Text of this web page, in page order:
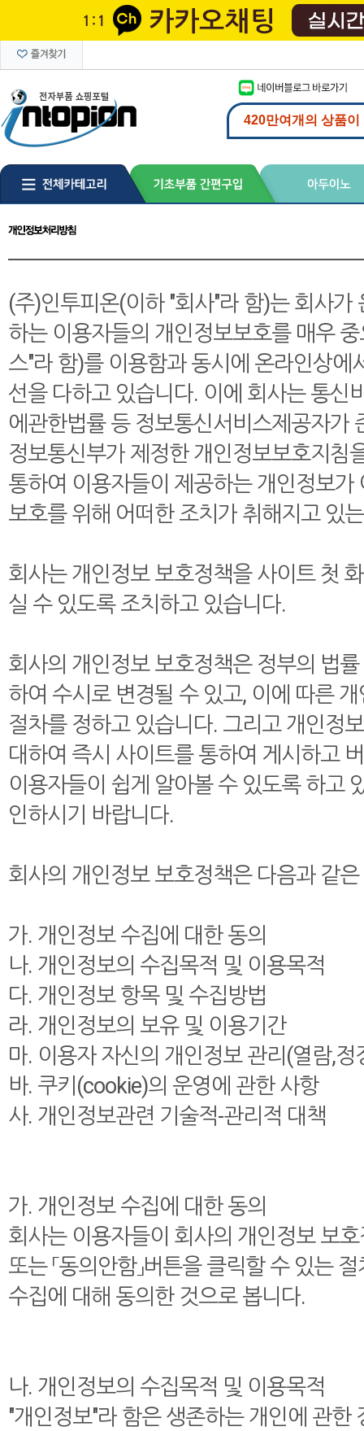
(주)인투피온(이하 "회사"라 함)는 회사
하는 이용자들의 개인정보보호를 매우
스"라 함)를 이용함과 동시에 온라인상
선을 다하고 있습니다. 이에 회사는 통신
에관한법률 등 정보통신서비스제공자가
정보통신부가 제정한 개인정보보호지침
통하여 이용자들이 제공하는 개인정보
보호를 위해 어떠한 조치가 취해지고 있
회사는 개인정보 보호정책을 사이트 첫
실 수 있도록 조치하고 있습니다.
회사의 개인정보 보호정책은 정부의 법
하여 수시로 변경될 수 있고, 이에 따른
절차를 정하고 있습니다. 그리고 개인정
대하여 즉시 사이트를 통하여 게시하고
이용자들이 쉽게 알아볼 수 있도록 하고
인하시기 바랍니다.
회사의 개인정보 보호정책은 다음과 같
가. 개인정보 수집에 대한 동의
나. 개인정보의 수집목적 및 이용목적
다. 개인정보 항목 및 수집방법
라. 개인정보의 보유 및 이용기간
마. 이용자 자신의 개인정보 관리(열람,
바. 쿠키(cookie)의 운영에 관한 사항
사. 개인정보관련 기술적-관리적 대책
가. 개인정보 수집에 대한 동의
회사는 이용자들이 회사의 개인정보 보호
또는 「동의안함」버튼을 클릭할 수 있는
수집에 대해 동의한 것으로 봅니다.
나. 개인정보의 수집목적 및 이용목적
"개인정보"라 함은 생존하는 개인에 관